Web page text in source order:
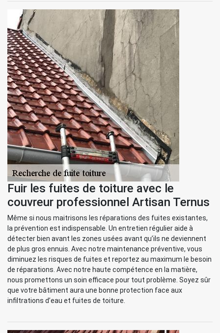
Fuir les fuites de toiture avec le
couvreur professionnel Artisan Ternus
Même si nous maitrisons les réparations des fuites existantes,
la prévention est indispensable. Un entretien régulier aide à
détecter bien avant les zones usées avant qu’ils ne deviennent
de plus gros ennuis. Avec notre maintenance préventive, vous
diminuez les risques de fuites et reportez au maximum le besoin
de réparations. Avec notre haute compétence en la matière,
nous promettons un soin efficace pour tout problème. Soyez sûr
que votre bâtiment aura une bonne protection face aux
infiltrations d’eau et fuites de toiture.